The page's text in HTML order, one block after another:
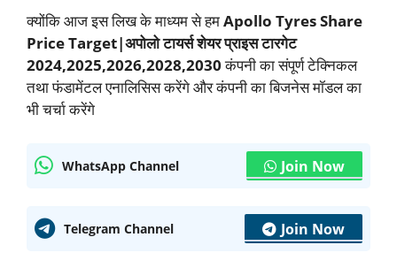
क्योंकि आज इस लिख के माध्यम से हमApollo Tyres Share
Price Target|अपोलो टायर्स शेयर प्राइस टारगेट
2024,2025,2026,2028,2030कंपनी का संपूर्ण टेक्निकल
तथा फंडामेंटल एनालिसिस करेंगे और कंपनी का बिजनेस मॉडल का
भी चर्चा करेंगे
WhatsApp Channel Join Now
Telegram Channel Join Now